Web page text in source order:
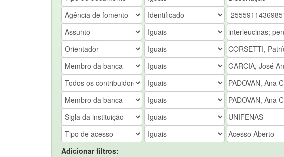
Adicionar filtros: